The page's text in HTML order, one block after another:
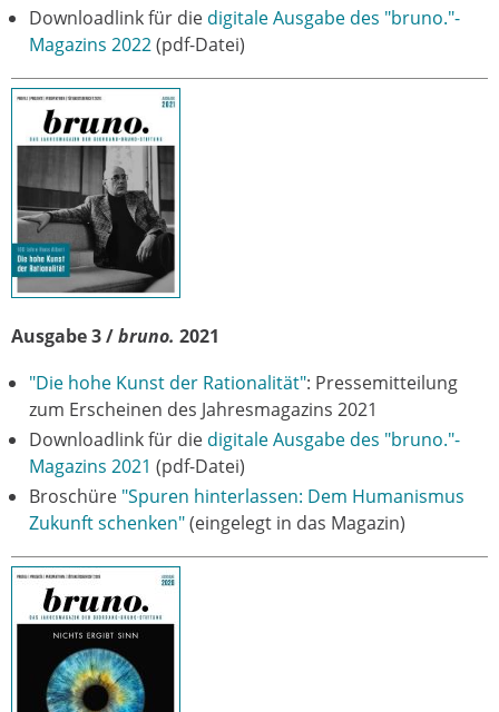
Downloadlink für die digitale Ausgabe des "bruno."-
Magazins 2022(pdf-Datei)
Ausgabe 3 /bruno. 2021
"Die hohe Kunst der Rationalität": Pressemitteilung
zum Erscheinen des Jahresmagazins 2021
Downloadlink für die digitale Ausgabe des "bruno."-
Magazins 2021 (pdf-Datei)
Broschüre "Spuren hinterlassen: Dem Humanismus
Zukunft schenken"(eingelegt in das Magazin)